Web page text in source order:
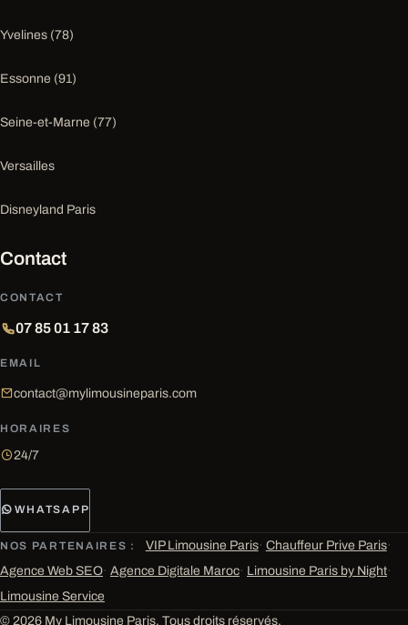
Yvelines (78)
Essonne (91)
Seine-et-Marne (77)
Versailles
Disneyland Paris
Contact
CONTACT
07 85 01 17 83
EMAIL
contact@mylimousineparis.com
HORAIRES
24/7
WHATSAPP
NOS PARTENAIRES : VIP Limousine Paris· Chauffeur Prive Paris·
Agence Web SEO· Agence Digitale Maroc· Limousine Paris by Night·
Limousine Service
© 2026 My Limousine Paris. Tous droits réservés.